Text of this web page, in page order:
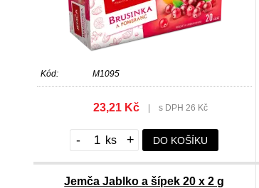
Kód: M1095
23,21 Kč s DPH 26 Kč
- + DO KOŠÍKU
Jemča Jablko a šípek 20 x 2 g